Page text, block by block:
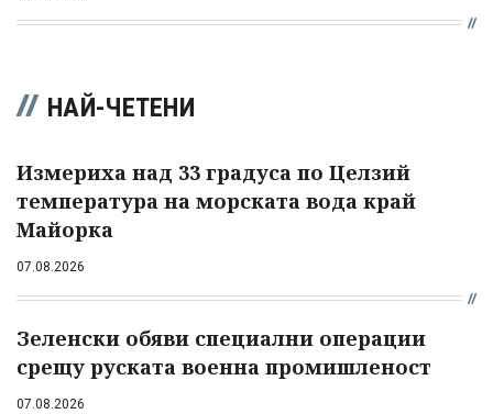
НАЙ-ЧЕТЕНИ
Измериха над 33 градуса по Целзий
температура на морската вода край
Майорка
07.08.2026
Зеленски обяви специални операции
срещу руската военна промишленост
07.08.2026